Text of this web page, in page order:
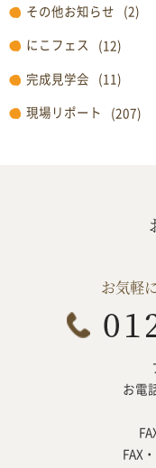
その他お知らせ (2)
にこフェス
(12)
完成見学会 (11)
現場リポート
(207)
お気軽
お電
FAX